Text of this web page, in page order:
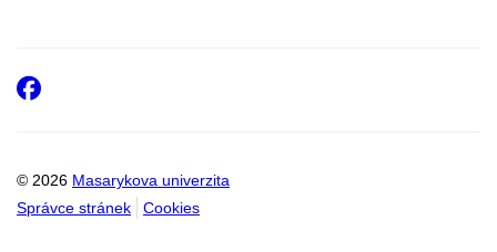
© 2026 Masarykova univerzita
Správce stránek
Cookies
Facebook